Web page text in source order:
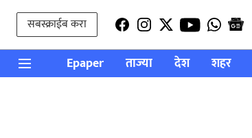
सबस्क्राईब करा
Epaper ताज्या देश शहर